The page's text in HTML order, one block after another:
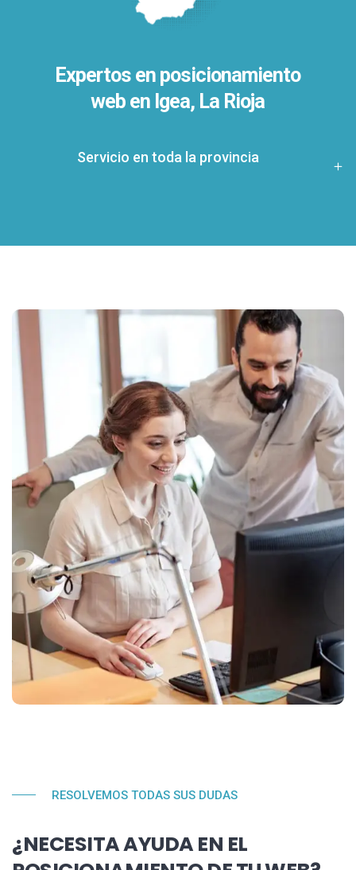
Expertos en posicionamiento
web en Igea, La Rioja
Servicio en toda la provincia
RESOLVEMOS TODAS SUS DUDAS
¿NECESITA AYUDA EN EL